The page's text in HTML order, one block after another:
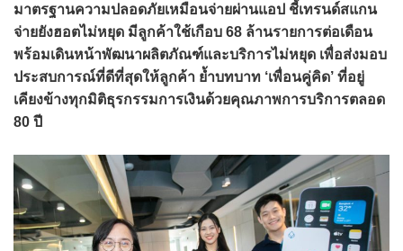
มาตรฐานความปลอดภัยเหมือนจ่ายผ่านแอป ชี้เทรนด์สแกน
จ่ายยังฮอตไม่หยุด มีลูกค้าใช้เกือบ 68 ล้านรายการต่อเดือน
พร้อมเดินหน้าพัฒนาผลิตภัณฑ์และบริการไม่หยุด เพื่อส่งมอบ
ประสบการณ์ที่ดีที่สุดให้ลูกค้า ย้ำบทบาท ‘เพื่อนคู่คิด’ ที่อยู่
เคียงข้างทุกมิติธุรกรรมการเงินด้วยคุณภาพการบริการตลอด
80 ปี